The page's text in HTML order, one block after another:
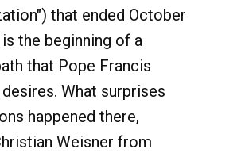
that ended October
is the beginning of a
that Pope Francis
What surprises
happened there,
Weisner from